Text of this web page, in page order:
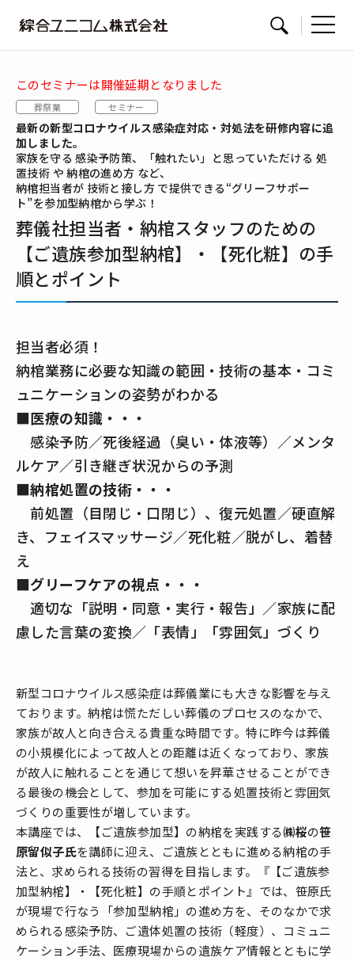
ユ
ニ
コ
ム
葬儀社担当者・納棺スタッフのための
【ご遺族参加型納棺】・【死化粧】の手
順とポイント
最新の新型コロナウイルス感染症対応・対処法を研修内容に追
加しました。
家族を守る 感染予防策、「触れたい」と思っていただける 処
置技術 や 納棺の進め方 など、
納棺担当者が 技術と接し方 で提供できる“グリーフサポー
ト”を参加型納棺から学ぶ！
このセミナーは開催延期となりました
葬祭業 セミナー
担当者必須！
納棺業務に必要な知識の範囲・技術の基本・コミ
ュニケーションの姿勢がわかる
■医療の知識・・・
感染予防／死後経過（臭い・体液等）／メンタ
ルケア／引き継ぎ状況からの予測
■納棺処置の技術・・・
前処置（目閉じ・口閉じ）、復元処置／硬直解
き、フェイスマッサージ／死化粧／脱がし、着替
え
■グリーフケアの視点・・・
適切な「説明・同意・実行・報告」／家族に配
慮した言葉の変換／「表情」「雰囲気」づくり
新型コロナウイルス感染症は葬儀業にも大きな影響を与え
ております。納棺は慌ただしい葬儀のプロセスのなかで、
家族が故人と向き合える貴重な時間です。特に昨今は葬儀
の小規模化によって故人との距離は近くなっており、家族
が故人に触れることを通じて想いを昇華させることができ
る最後の機会として、参加を可能にする処置技術と雰囲気
づくりの重要性が増しています。
本講座では、【ご遺族参加型】の納棺を実践する㈱桜の笹
原留似子氏を講師に迎え、ご遺族とともに進める納棺の手
法と、求められる技術の習得を目指します。『【ご遺族参
加型納棺】・【死化粧】の手順とポイント』では、笹原氏
が現場で行なう「参加型納棺」の進め方を、そのなかで求
められる感染予防、ご遺体処置の技術（軽度）、コミュニ
ケーション手法、医療現場からの遺族ケア情報とともに学